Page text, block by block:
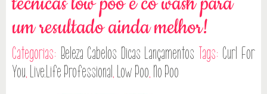
um resultado ainda melhor!
Categorias: Beleza Cabelos Dicas Lançamentos Tags: Curl For
You, Live.Life Professional, Low Poo, No Poo